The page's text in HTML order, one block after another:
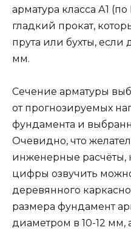
арматура класса А1 (по
гладкий прокат,
прута или бухты,
мм.
Сечение арматуры
от прогнозируемых
фундамента и
Очевидно, что
инженерные расчёты,
цифры озвучить
деревянного
размера фундамент
диаметром в 10-12 мм,